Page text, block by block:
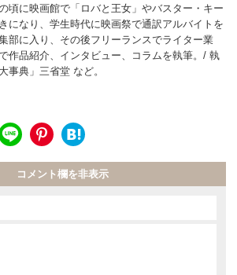
頃に映画館で「ロバと王女」やバスター・キー
になり、学生時代に映画祭で通訳アルバイトを
部に入り、その後フリーランスでライター業
作品紹介、インタビュー、コラムを執筆。/ 執
事典」三省堂 など。
コメント欄を非表示